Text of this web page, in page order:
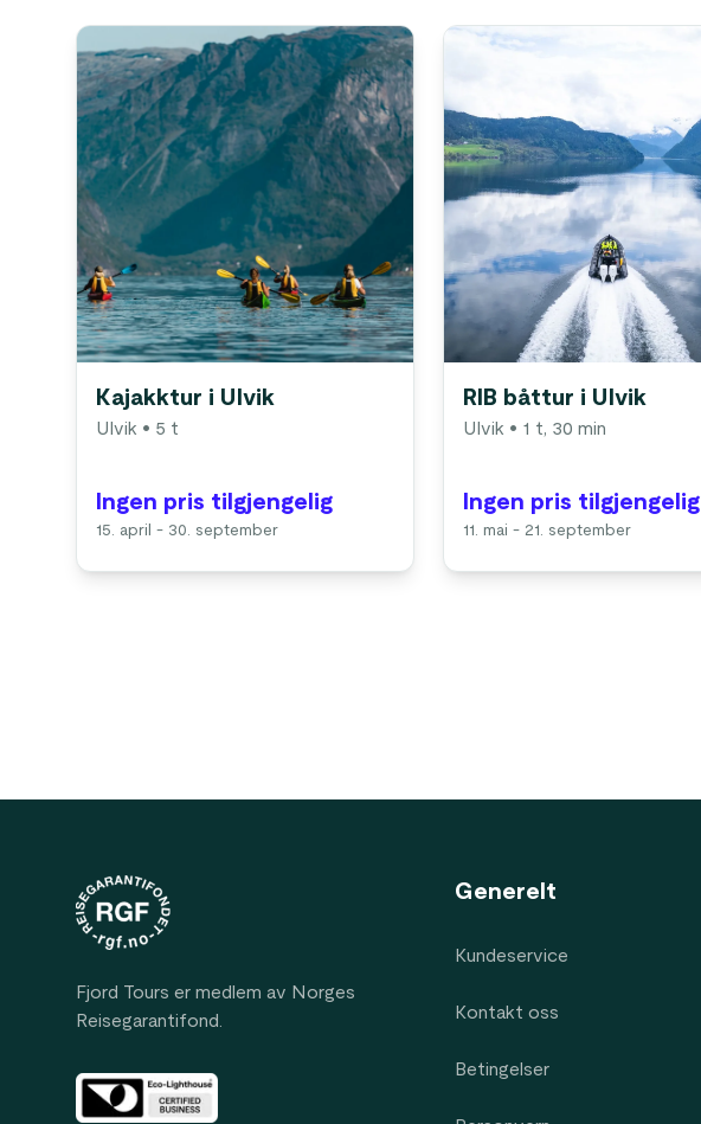
Kajakktur i Ulvik
Ulvik • 5 t
Ingen pris tilgjengelig
15. april - 30. september
RIB båttur i Ulvik
Ulvik • 1 t, 30 min
Ingen pris tilgjengelig
11. mai - 21. september
Fjord Tours er medlem av Norges
Reisegarantifond.
Generelt
Kundeservice
Kontakt oss
Betingelser